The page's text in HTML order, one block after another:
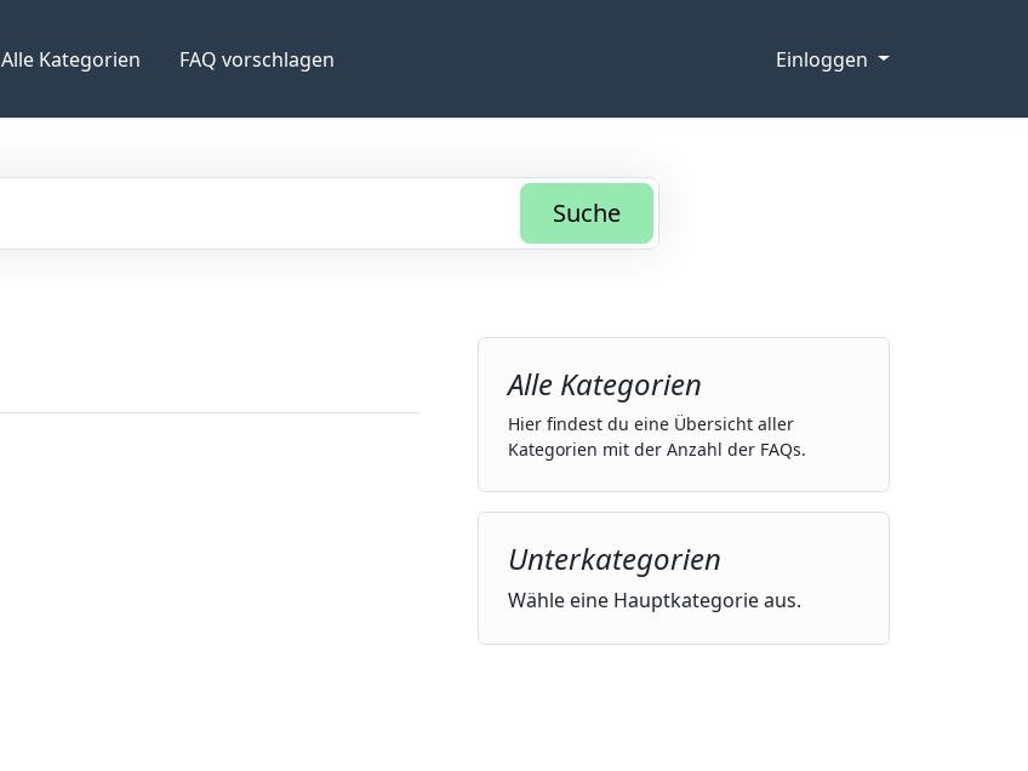
Alle Kategorien FAQ vorschlagen Einloggen
Suche
Alle Kategorien
Hier findest du eine Übersicht aller
Kategorien mit der Anzahl der FAQs.
Unterkategorien
Wähle eine Hauptkategorie aus.